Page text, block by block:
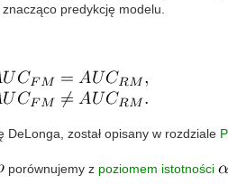
predykcję modelu.
został opisany w rozdziale
porównujemy z poziomem istotności